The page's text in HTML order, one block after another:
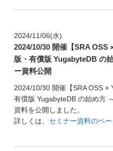
2024/11/06(水)
2024/10/30 開催【SRA
版・有償版 YugabyteDB の
ー資料公開
2024/10/30 開催【SRA OSS ×
有償版 YugabyteDB の始め方
資料を公開しました。
詳しくは、 セミナー資料のペー